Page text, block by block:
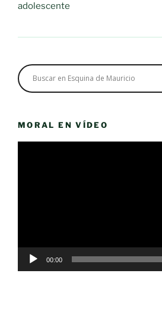
adolescente
MORAL EN VÍDEO
00:00